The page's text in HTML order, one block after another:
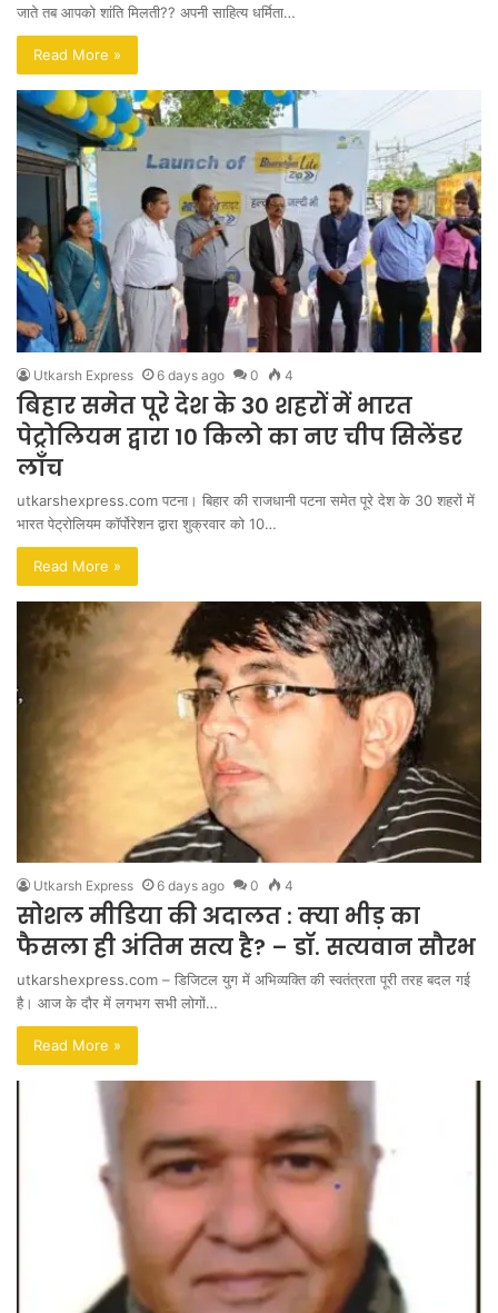
जाते तब आपको शांति मिलती?? अपनी साहित्य धर्मिता…
Read More »
Utkarsh Express 6 days ago 0 4
बिहार समेत पूरे देश के 30 शहरों में भारत
पेट्रोलियम द्वारा 10 किलो का नए चीप सिलेंडर
लाँच
utkarshexpress.com पटना। बिहार की राजधानी पटना समेत पूरे देश के 30 शहरों में
भारत पेट्रोलियम कॉर्पोरेशन द्वारा शुक्रवार को 10…
Read More »
Utkarsh Express 6 days ago 0 4
सोशल मीडिया की अदालत : क्या भीड़ का
फैसला ही अंतिम सत्य है? – डॉ. सत्यवान सौरभ
utkarshexpress.com – डिजिटल युग में अभिव्यक्ति की स्वतंत्रता पूरी तरह बदल गई
है। आज के दौर में लगभग सभी लोगों…
Read More »